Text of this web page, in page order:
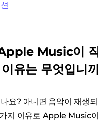
Music이
유는 무엇입니
요? 아니면 음악이 재생
지 이유로 Apple Music